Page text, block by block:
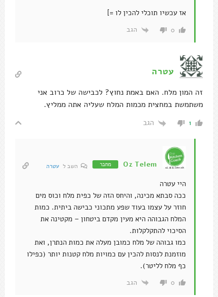
אז עכשיו תוכלי להכין לו =]
0 הגב
עטרה
זה המון מלח. האם באמת נחוץ? לכבישה של כרוב אני
משתמשת במחצית מכמות המלח שעליה אתה ממליץ.
1 הגב
Oz Telem מחבר השב ל עטרה
היי עטרה
ככה סבתא מכינה, והיחס הזה של כפית מלח וכוס מים
חוזר על עצמו בעוד שפע מתכוני כבישה ביתית. כמות
המלח הגבוהה היא מעין מקדם ביטחון – מקטינה את
הסיכוי להתקלקלות.
כמו גבוהה של מלח כמובן מעלה את כמות הנתרן, ואת
מוזמנת לנסות להכין עם כמויות מלח קטנות יותר (כפילו
כף מלח לליטר).
0 הגב